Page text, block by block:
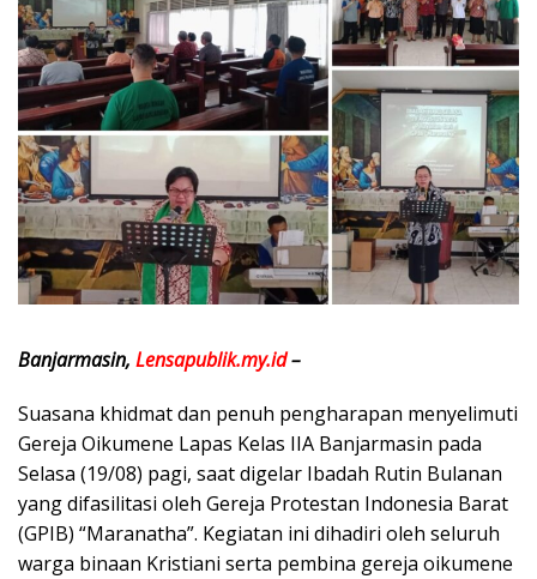
Banjarmasin, Lensapublik.my.id–
Suasana khidmat dan penuh pengharapan menyelimuti
Gereja Oikumene Lapas Kelas IIA Banjarmasin pada
Selasa (19/08) pagi, saat digelar Ibadah Rutin Bulanan
yang difasilitasi oleh Gereja Protestan Indonesia Barat
(GPIB) “Maranatha”. Kegiatan ini dihadiri oleh seluruh
warga binaan Kristiani serta pembina gereja oikumene